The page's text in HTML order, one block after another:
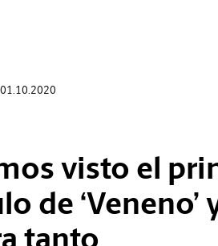
01.10.2020
visto el
de ‘Veneno’